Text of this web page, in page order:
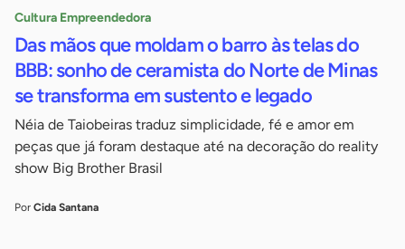
Cultura Empreendedora
Das mãos que moldam o barro às telas do
BBB: sonho de ceramista do Norte de Minas
se transforma em sustento e legado
Néia de Taiobeiras traduz simplicidade, fé e amor em
peças que já foram destaque até na decoração do reality
show Big Brother Brasil
Por Cida Santana